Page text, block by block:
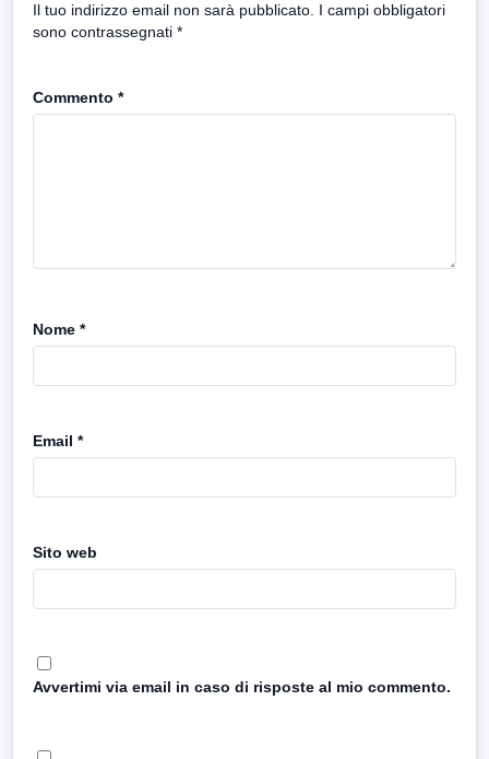
Il tuo indirizzo email non sarà pubblicato. I campi obbligatori
sono contrassegnati *
Commento *
Nome *
Email *
Sito web
Avvertimi via email in caso di risposte al mio commento.